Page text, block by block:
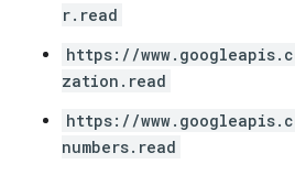
r.read
https://
zation.read
https://
numbers.read